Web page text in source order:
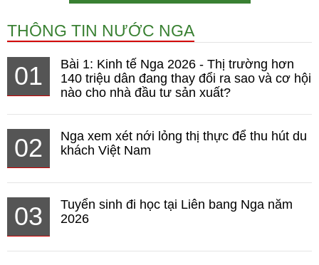
THÔNG TIN NƯỚC NGA
01
Bài 1: Kinh tế Nga 2026 - Thị trường hơn
140 triệu dân đang thay đổi ra sao và cơ hội
nào cho nhà đầu tư sản xuất?
02
Nga xem xét nới lỏng thị thực để thu hút du
khách Việt Nam
03
Tuyển sinh đi học tại Liên bang Nga năm
2026